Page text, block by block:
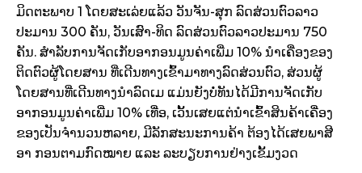
ມິດຕະພາບ 1 ໂດຍສະເລ່ຍແລ້ວ ວັນຈັນ-ສຸກ ລົດສ່ວນຕົວລາວ
ປະມານ 300 ຄັນ, ວັນເສົາ-ທິດ ລົດສ່ວນຕົວລາວປະມານ 750
ຄັນ. ສຳລັບການຈັດເກັບອາກອນມູນຄ່າເພີ່ມ 10% ນຳເຄື່ອງຂອງ
ຕິດຕົວຜູ້ໂດຍສານ ທີ່ເດີນທາງເຂົ້າມາທາງລົດສ່ວນຕົວ, ສ່ວນຜູ້
ໂດຍສານທີ່ເດີນທາງນຳລົດເມ ແມ່ນຍັງບໍ່ທັນໄດ້ມີການຈັດເກັບ
ອາກອນມູນຄ່າເພີ່ມ 10% ເທື່ອ, ເວັ້ນເສຍແຕ່ນຳເຂົ້າສິນຄ້າເຄື່ອງ
ຂອງເປັນຈຳນວນຫລາຍ, ມີລັກສະນະການຄ້າ ຕ້ອງໄດ້ເສຍພາສີ
ອາ ກອນຕາມກົດໝາຍ ແລະ ລະບຽບການຢ່າງເຂັ້ມງວດ